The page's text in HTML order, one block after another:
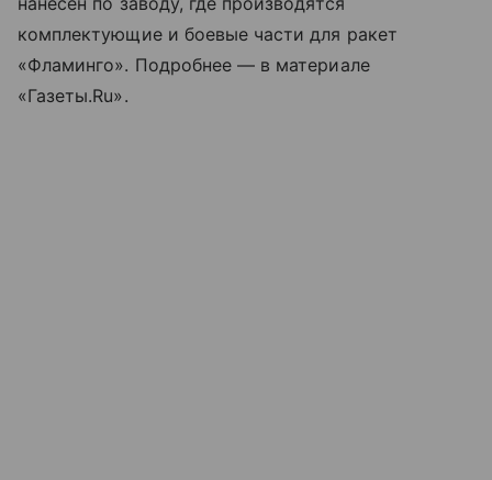
комплектующие и боевые части для ракет
«Фламинго». Подробнее — в материале
«Газеты.Ru».